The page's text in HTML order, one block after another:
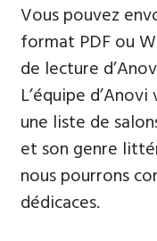
Vous pouvez
format PDF ou
de lecture
L’équipe
une liste de
et son genre
nous pourrons
dédicaces.